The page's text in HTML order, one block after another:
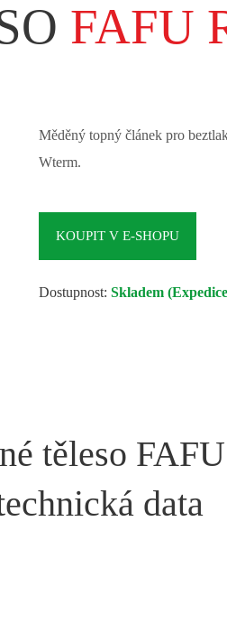
FAFU
Měděný topný článek pro
Wterm.
KOUPIT V E-SHOPU
Dostupnost:Skladem
těleso FAFU
data